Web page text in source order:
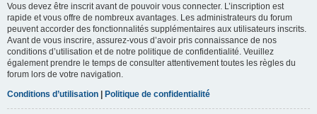
Vous devez être inscrit avant de pouvoir vous connecter. L’inscription est
rapide et vous offre de nombreux avantages. Les administrateurs du forum
peuvent accorder des fonctionnalités supplémentaires aux utilisateurs inscrits.
Avant de vous inscrire, assurez-vous d’avoir pris connaissance de nos
conditions d’utilisation et de notre politique de confidentialité. Veuillez
également prendre le temps de consulter attentivement toutes les règles du
forum lors de votre navigation.
Conditions d’utilisation | Politique de confidentialité